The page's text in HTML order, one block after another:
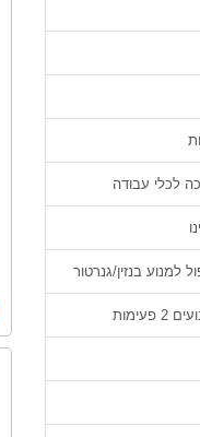
לכלי עבודה
למנוע בנזין/גנרטור